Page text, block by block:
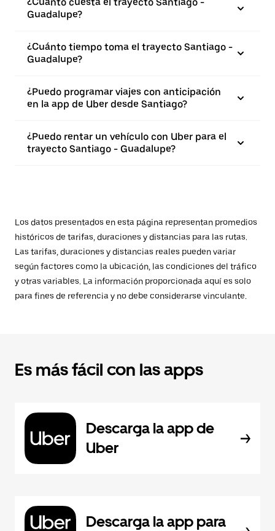
Guadalupe?
¿Cuánto tiempo toma el trayecto Santiago -
Guadalupe?
¿Puedo programar viajes con anticipación
en la app de Uber desde Santiago?
¿Puedo rentar un vehículo con Uber para el
trayecto Santiago - Guadalupe?
Los datos presentados en esta página representan promedios
históricos de tarifas, duraciones y distancias para las rutas.
Las tarifas, duraciones y distancias reales pueden variar
según factores como la ubicación, las condiciones del tráfico
y otras variables. La información proporcionada aquí es solo
para fines de referencia y no debe considerarse vinculante.
Es más fácil con las apps
Descarga la app de
Uber
Descarga la app para